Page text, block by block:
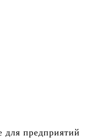
для предприятий